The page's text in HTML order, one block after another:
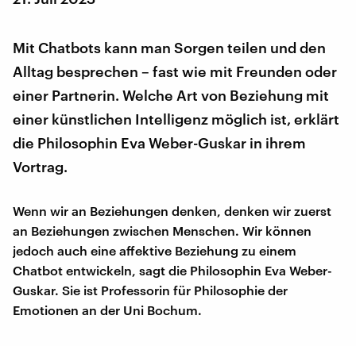
Mit Chatbots kann man Sorgen teilen und den
Alltag besprechen – fast wie mit Freunden oder
einer Partnerin. Welche Art von Beziehung mit
einer künstlichen Intelligenz möglich ist, erklärt
die Philosophin Eva Weber-Guskar in ihrem
Vortrag.
Wenn wir an Beziehungen denken, denken wir zuerst
an Beziehungen zwischen Menschen. Wir können
jedoch auch eine affektive Beziehung zu einem
Chatbot entwickeln, sagt die Philosophin Eva Weber-
Guskar. Sie ist Professorin für Philosophie der
Emotionen an der Uni Bochum.